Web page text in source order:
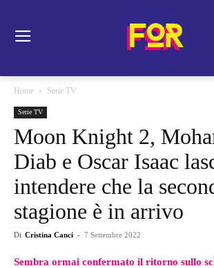
Home Serie TV
Serie TV
Moon Knight 2,
Diab e Oscar Isaac
intendere che la
stagione è in arrivo
Di Cristina Canci - 7 Settembre 2022
Sembra ormai confermato il ritorno sullo